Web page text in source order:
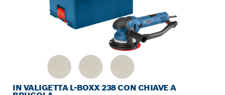
IN VALIGETTA L-BOXX 238 CON CHIAVE A